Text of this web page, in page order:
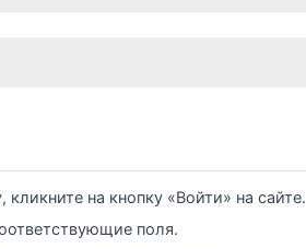
на кнопку «Войти» на сайте.
поля.